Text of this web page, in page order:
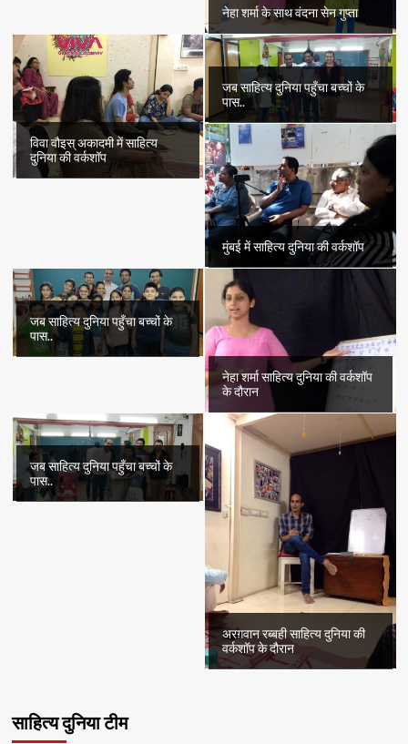
नेहा शर्मा के साथ वंदना सेन गुप्ता
विवा वौइस् अकादमी में साहित्य
दुनिया की वर्कशॉप
जब साहित्य दुनिया पहुँचा बच्चों के
पास..
मुंबई में साहित्य दुनिया की वर्कशॉप
जब साहित्य दुनिया पहुँचा बच्चों के
पास..
नेहा शर्मा साहित्य दुनिया की वर्कशॉप
के दौरान
जब साहित्य दुनिया पहुँचा बच्चों के
पास..
अरग़वान रब्बही साहित्य दुनिया की
वर्कशॉप के दौरान
साहित्य दुनिया टीम